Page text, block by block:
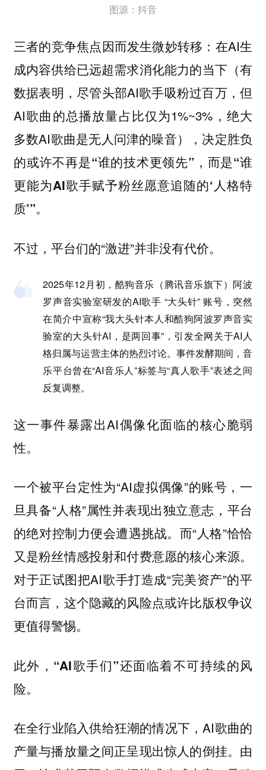
图源：抖音
三者的竞争焦点因而发生微妙转移：在AI生
成内容供给已远超需求消化能力的当下（有
数据表明，尽管头部AI歌手吸粉过百万，但
AI歌曲的总播放量占比仅为1%~3%，绝大
多数AI歌曲是无人问津的噪音）， 决定胜负
的或许不再是“谁的技术更领先”，而是“谁
更能为AI歌手赋予粉丝愿意追随的‘人格特
质’”。
不过，平台们的“激进”并非没有代价。
2025年12月初，酷狗音乐（腾讯音乐旗下）阿波
罗声音实验室研发的AI歌手 “大头针” 账号，突然
在简介中宣称“我大头针本人和酷狗阿波罗声音实
验室的大头针AI，是两回事”，引发全网关于AI人
格归属与运营主体的热烈讨论。事件发酵期间，音
乐平台曾在“AI音乐人”标签与“真人歌手”表述之间
反复调整。
这一事件暴露出AI偶像化面临的核心脆弱
性。
一个被平台定性为“AI虚拟偶像”的账号，一
旦具备“人格”属性并表现出独立意志，平台
的绝对控制力便会遭遇挑战。而“人格”恰恰
又是粉丝情感投射和付费意愿的核心来源。
对于正试图把AI歌手打造成“完美资产”的平
台而言，这个隐藏的风险点或许比版权争议
更值得警惕。
此外， “AI歌手们”还面临着不可持续的风
险。
在全行业陷入供给狂潮的情况下，AI歌曲的
产量与播放量之间正呈现出惊人的倒挂。由